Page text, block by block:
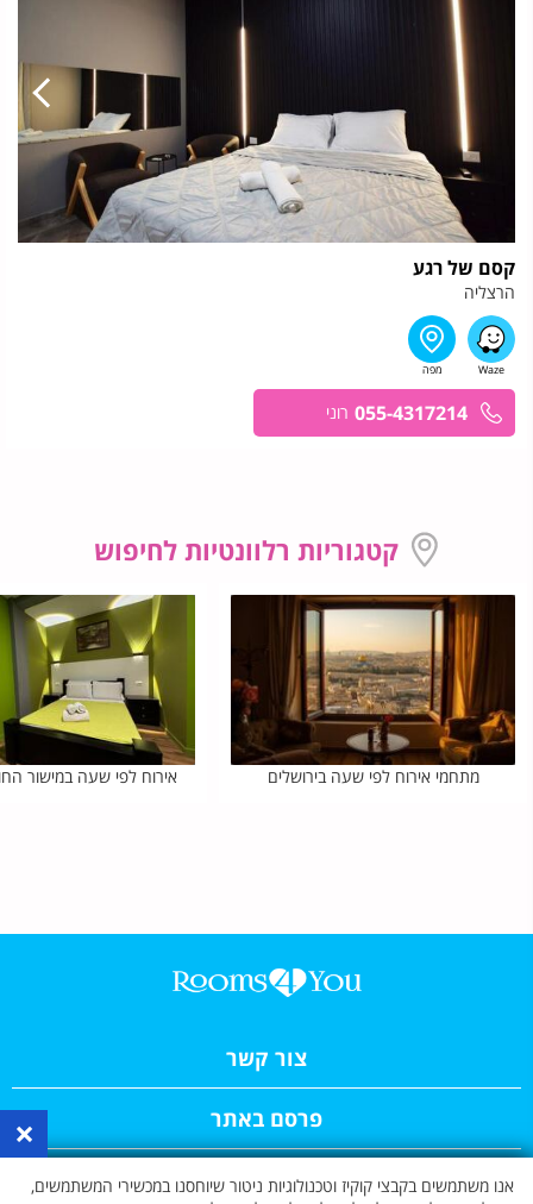
קסם של רגע
הרצליה
055-4317214 רוני
קטגוריות רלוונטיות לחיפוש
מתחמי אירוח לפי שעה בירושלים אירוח לפי שעה במישור
צור קשר
פרסם באתר
תקנון האתר
×
אנו משתמשים בקבצי קוקיז וטכנולוגיות ניטור שיוחסנו במכשירי המשתמשים,